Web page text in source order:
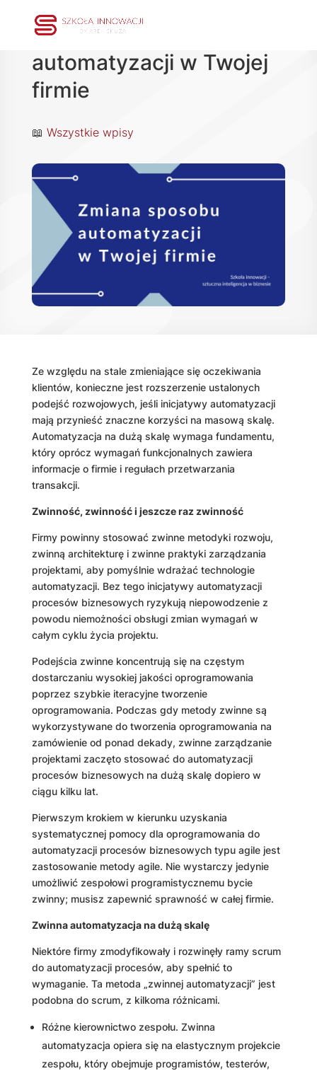
Zmiana sposobu
automatyzacji w Twojej
firmie
📖 Wszystkie wpisy
Ze względu na stale zmieniające się oczekiwania
klientów, konieczne jest rozszerzenie ustalonych
podejść rozwojowych, jeśli inicjatywy automatyzacji
mają przynieść znaczne korzyści na masową skalę.
Automatyzacja na dużą skalę wymaga fundamentu,
który oprócz wymagań funkcjonalnych zawiera
informacje o firmie i regułach przetwarzania
transakcji.
Zwinność, zwinność i jeszcze raz zwinność
Firmy powinny stosować zwinne metodyki rozwoju,
zwinną architekturę i zwinne praktyki zarządzania
projektami, aby pomyślnie wdrażać technologie
automatyzacji. Bez tego inicjatywy automatyzacji
procesów biznesowych ryzykują niepowodzenie z
powodu niemożności obsługi zmian wymagań w
całym cyklu życia projektu.
Podejścia zwinne koncentrują się na częstym
dostarczaniu wysokiej jakości oprogramowania
poprzez szybkie iteracyjne tworzenie
oprogramowania. Podczas gdy metody zwinne są
wykorzystywane do tworzenia oprogramowania na
zamówienie od ponad dekady, zwinne zarządzanie
projektami zaczęto stosować do automatyzacji
procesów biznesowych na dużą skalę dopiero w
ciągu kilku lat.
Pierwszym krokiem w kierunku uzyskania
systematycznej pomocy dla oprogramowania do
automatyzacji procesów biznesowych typu agile jest
zastosowanie metody agile. Nie wystarczy jedynie
umożliwić zespołowi programistycznemu bycie
zwinny; musisz zapewnić sprawność w całej firmie.
Zwinna automatyzacja na dużą skalę
Niektóre firmy zmodyfikowały i rozwinęły ramy scrum
do automatyzacji procesów, aby spełnić to
wymaganie. Ta metoda „zwinnej automatyzacji” jest
podobna do scrum, z kilkoma różnicami.
Różne kierownictwo zespołu. Zwinna
automatyzacja opiera się na elastycznym projekcie
zespołu, który obejmuje programistów, testerów,